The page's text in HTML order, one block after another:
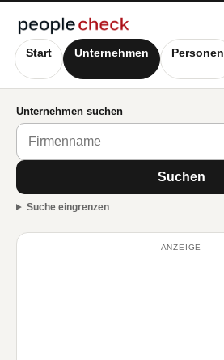
Start Unternehmen Personen
Unternehmen suchen
Suchen
Suche eingrenzen
ANZEIGE